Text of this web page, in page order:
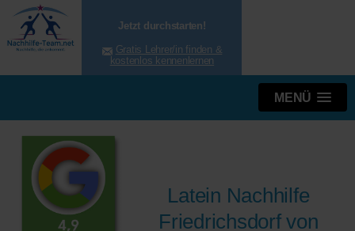
Jetzt durchstarten!
Gratis Lehrer/in finden &
kostenlos kennenlernen
MENÜ
Latein Nachhilfe
Friedrichsdorf von